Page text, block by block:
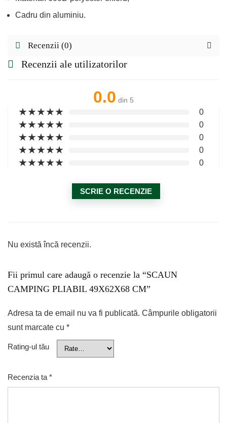
Cadru din aluminiu.
Recenzii (0)
Recenzii ale utilizatorilor
0.0 din 5
★★★★★ 0
★★★★★ 0
★★★★★ 0
★★★★★ 0
★★★★★ 0
SCRIE O RECENZIE
Nu există încă recenzii.
Fii primul care adaugă o recenzie la “SCAUN
CAMPING PLIABIL 49X62X68 CM”
Adresa ta de email nu va fi publicată. Câmpurile obligatorii
sunt marcate cu *
Rating-ul tău
Recenzia ta *